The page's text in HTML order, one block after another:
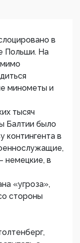
в
Польши. На
минометы и
тысяч
Балтии было
контингента в
немецкие, в
«угроза»,
стороны